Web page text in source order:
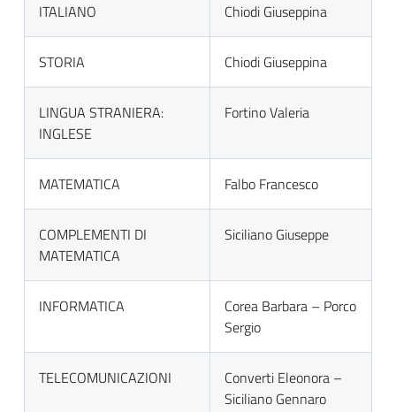
ITALIANO Chiodi Giuseppina
STORIA Chiodi Giuseppina
LINGUA STRANIERA:
INGLESE
Fortino Valeria
MATEMATICA Falbo Francesco
COMPLEMENTI DI
MATEMATICA
Siciliano Giuseppe
INFORMATICA
Corea Barbara – Porco
Sergio
TELECOMUNICAZIONI
Converti Eleonora –
Siciliano Gennaro